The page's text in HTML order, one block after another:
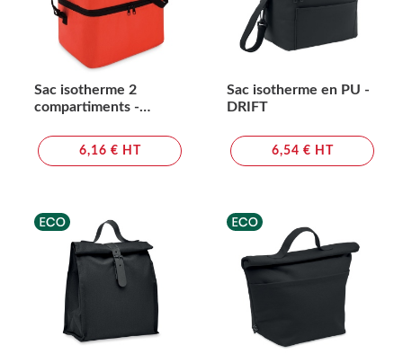
Sac isotherme 2
compartiments -
6,16 € HT
Sac isotherme en PU -
DRIFT
6,54 € HT